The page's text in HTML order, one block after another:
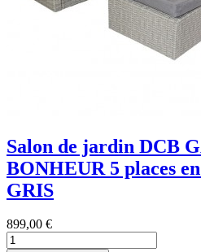
Salon de jardin DCB
BONHEUR 5 places
GRIS
899,00 €